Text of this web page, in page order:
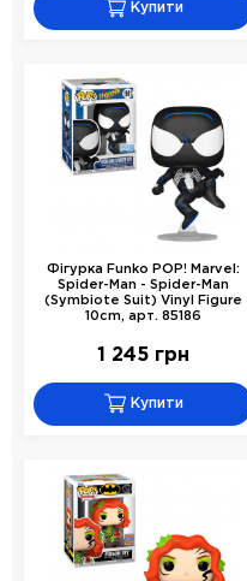
Купити
Фігурка Funko POP! Marvel:
Spider-Man - Spider-Man
(Symbiote Suit) Vinyl Figure
10cm, арт. 85186
1 245 грн
Купити